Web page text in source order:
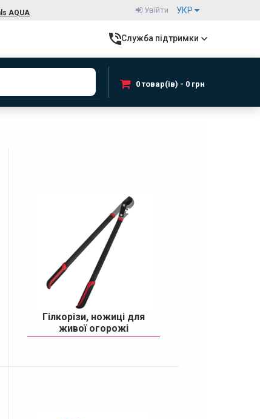
AQUA УКР
Увійти
Служба підтримки
0 товар(ів) - 0 грн
Гілкорізи, ножиці для
живої огорожі